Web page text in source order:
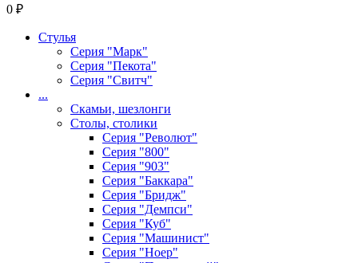
0 ₽
Стулья
Серия "Марк"
Серия "Пекота"
Серия "Свитч"
...
Скамьи, шезлонги
Столы, столики
Серия "Револют"
Серия "800"
Серия "903"
Серия "Баккара"
Серия "Бридж"
Серия "Демпси"
Серия "Куб"
Серия "Машинист"
Серия "Ноер"